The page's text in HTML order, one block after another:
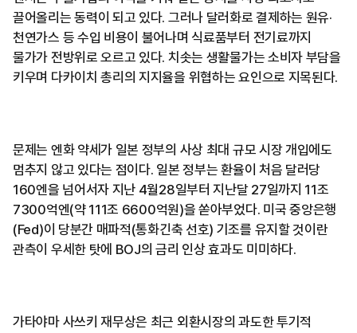
끌어올리는 동력이 되고 있다. 그러나 달러화로 결제하는 원유·
천연가스 등 수입 비용이 불어나며 식료품부터 전기료까지
물가가 전방위로 오르고 있다. 치솟는 생활물가는 소비자 부담을
키우며 다카이치 총리의 지지율을 위협하는 요인으로 지목된다.
문제는 엔화 약세가 일본 정부의 사상 최대 규모 시장 개입에도
멈추지 않고 있다는 점이다. 일본 정부는 환율이 처음 달러당
160엔을 넘어서자 지난 4월28일부터 지난달 27일까지 11조
7300억엔(약 111조 6600억원)을 쏟아부었다. 미국 중앙은행
(Fed)이 당분간 매파적(통화긴축 선호) 기조를 유지할 것이란
관측이 우세한 탓에 BOJ의 금리 인상 효과도 미미하다.
가타야마 사쓰키 재무상은 최근 외환시장의 과도한 투기적